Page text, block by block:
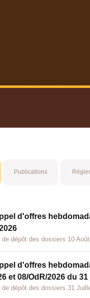
Publications
d'offres
de dépôt des dossiers 10
d'offres
et 08/OdR/2026 du
de dépôt des dossiers 31